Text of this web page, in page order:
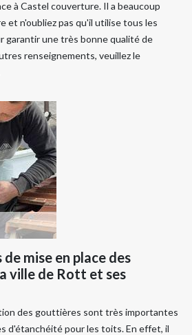
à Castel couverture. Il a beaucoup
et n'oubliez pas qu'il utilise tous les
garantir une très bonne qualité de
renseignements, veuillez le
mise en place des
ville de Rott et ses
des gouttières sont très importantes
d'étanchéité pour les toits. En effet, il